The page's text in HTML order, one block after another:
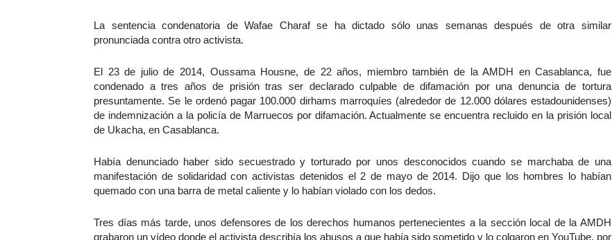
La sentencia condenatoria de Wafae Charaf se ha dictado sólo unas semanas después de otra similar
pronunciada contra otro activista.
El 23 de julio de 2014, Oussama Housne, de 22 años, miembro también de la AMDH en Casablanca, fue
condenado a tres años de prisión tras ser declarado culpable de difamación por una denuncia de tortura
presuntamente. Se le ordenó pagar 100.000 dirhams marroquíes (alrededor de 12.000 dólares estadounidenses)
de indemnización a la policía de Marruecos por difamación. Actualmente se encuentra recluido en la prisión local
de Ukacha, en Casablanca.
Había denunciado haber sido secuestrado y torturado por unos desconocidos cuando se marchaba de una
manifestación de solidaridad con activistas detenidos el 2 de mayo de 2014. Dijo que los hombres lo habían
quemado con una barra de metal caliente y lo habían violado con los dedos.
Tres días más tarde, unos defensores de los derechos humanos pertenecientes a la sección local de la AMDH
grabaron un vídeo donde el activista describía los abusos a que había sido sometido y lo colgaron en YouTube, por